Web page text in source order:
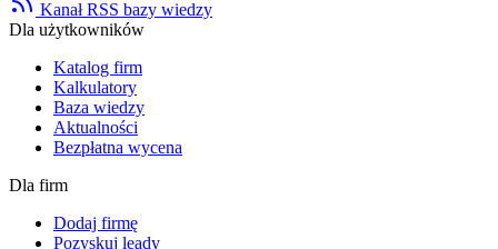
Kanał RSS bazy wiedzy
Dla użytkowników
Katalog firm
Kalkulatory
Baza wiedzy
Aktualności
Bezpłatna wycena
Dla firm
Dodaj firmę
Pozyskuj leady